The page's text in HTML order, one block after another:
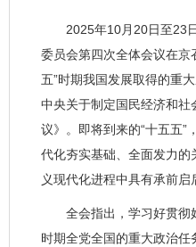
2025年10月20日至23日
委员会第四次全体会议在京
五”时期我国发展取得的重
中央关于制定国民经济和社
议》。即将到来的“十五五”
代化夯实基础、全面发力的
义现代化进程中具有承前启
全会指出，学习好贯彻
时期全党全国的重大政治